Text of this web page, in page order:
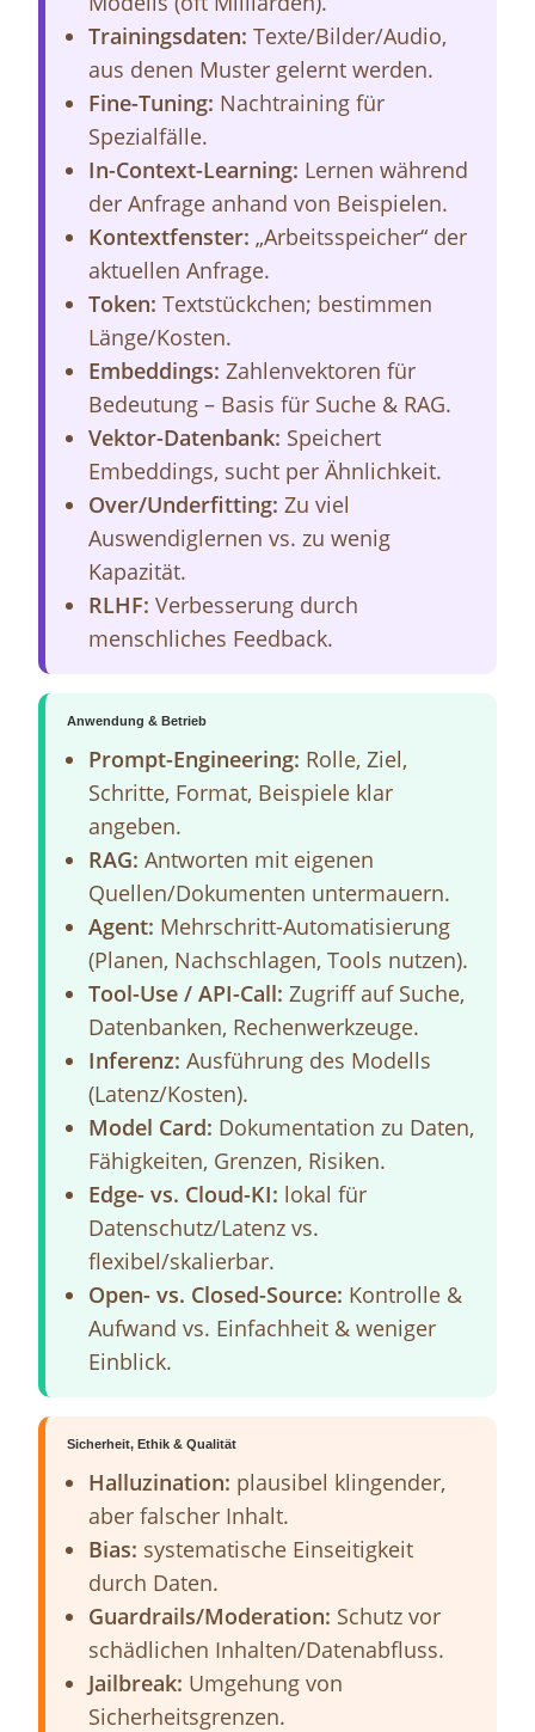
Trainingsdaten: Texte/Bilder/Audio,
aus denen Muster gelernt werden.
Fine-Tuning: Nachtraining für
Spezialfälle.
In-Context-Learning: Lernen während
der Anfrage anhand von Beispielen.
Kontextfenster: „Arbeitsspeicher“ der
aktuellen Anfrage.
Token: Textstückchen; bestimmen
Länge/Kosten.
Embeddings: Zahlenvektoren für
Bedeutung – Basis für Suche & RAG.
Vektor-Datenbank: Speichert
Embeddings, sucht per Ähnlichkeit.
Over/Underfitting: Zu viel
Auswendiglernen vs. zu wenig
Kapazität.
RLHF: Verbesserung durch
menschliches Feedback.
Anwendung & Betrieb
Prompt-Engineering: Rolle, Ziel,
Schritte, Format, Beispiele klar
angeben.
RAG: Antworten mit eigenen
Quellen/Dokumenten untermauern.
Agent: Mehrschritt-Automatisierung
(Planen, Nachschlagen, Tools nutzen).
Tool-Use / API-Call: Zugriff auf Suche,
Datenbanken, Rechenwerkzeuge.
Inferenz: Ausführung des Modells
(Latenz/Kosten).
Model Card: Dokumentation zu Daten,
Fähigkeiten, Grenzen, Risiken.
Edge- vs. Cloud-KI: lokal für
Datenschutz/Latenz vs.
flexibel/skalierbar.
Open- vs. Closed-Source: Kontrolle &
Aufwand vs. Einfachheit & weniger
Einblick.
Sicherheit, Ethik & Qualität
Halluzination: plausibel klingender,
aber falscher Inhalt.
Bias: systematische Einseitigkeit
durch Daten.
Guardrails/Moderation: Schutz vor
schädlichen Inhalten/Datenabfluss.
Jailbreak: Umgehung von
Sicherheitsgrenzen.